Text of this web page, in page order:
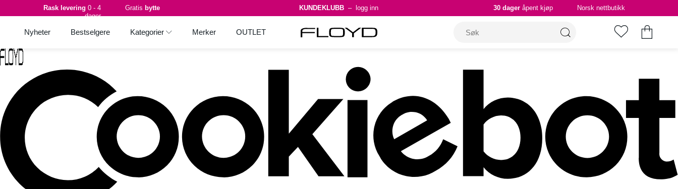
Rask levering 0 - 4
dager
Gratis bytte KUNDEKLUBB – logg inn 30 dager åpent kjøp Norsk nettbutikk
Nyheter Bestselgere Kategorier Merker OUTLET